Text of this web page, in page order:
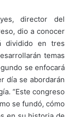
director del
dio a conocer
dividido en tres
temas
se enfocará
día se abordarán
“Este congreso
se fundó, cómo